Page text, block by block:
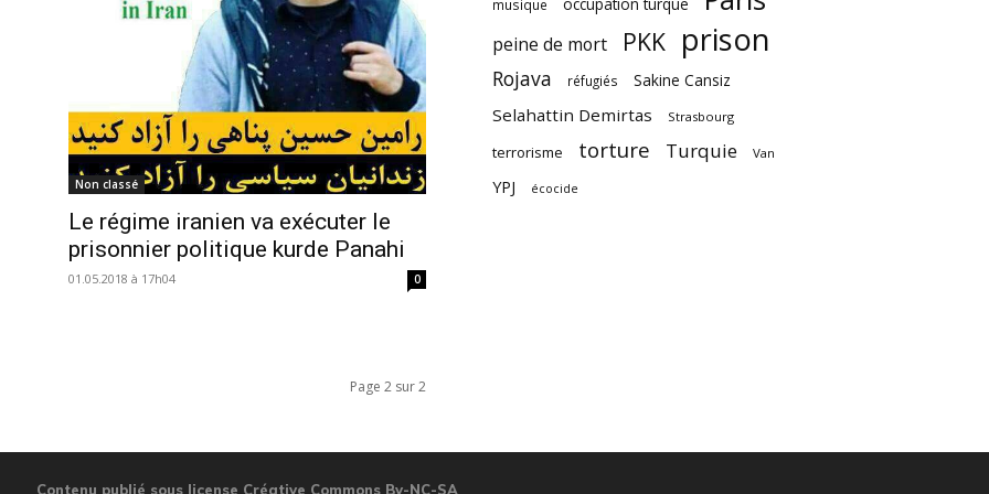
Non classé
Le régime iranien va exécuter le
prisonnier politique kurde Panahi
01.05.2018 à 17h04 0
Page 2 sur 2
musique
peine de mort PKK prison
Rojava réfugiés Sakine Cansiz
Selahattin Demirtas Strasbourg
terrorisme torture Turquie Van
YPJ écocide
Contenu publié sous license Créative Commons By-NC-SA